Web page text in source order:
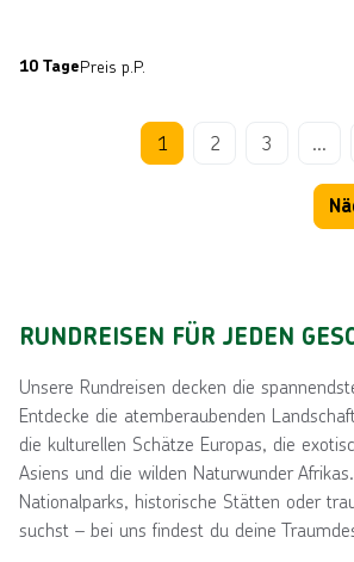
10 TagePreis p.P.
1 2 3 ...
RUNDREISEN FÜR JEDEN
Unsere Rundreisen decken die
Entdecke die atemberaubenden
die kulturellen Schätze Europas, die
Asiens und die wilden Naturwunder
Nationalparks, historische Stätten oder
suchst – bei uns findest du deine